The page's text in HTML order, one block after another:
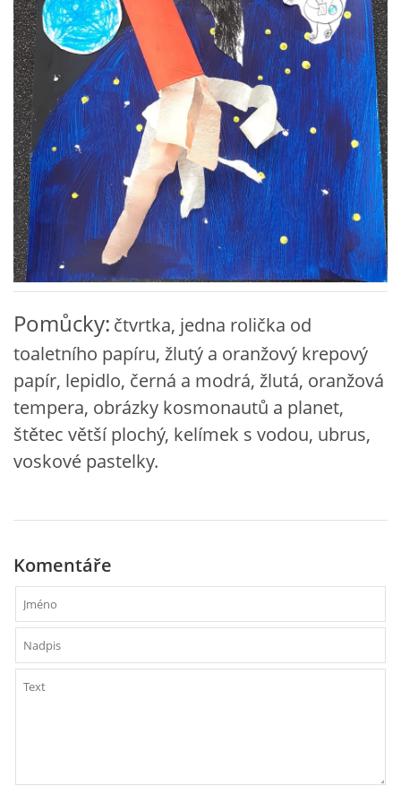
VZDĚLÁVACÍ BLOK ZÁŘÍ
VZDĚLÁVACÍ BLOK ŘÍJEN
VZDĚLÁVACÍ BLOK LISTOPAD
VZDĚLÁVACÍ BLOK PROSINEC
VZDĚLÁVACÍ BLOK LEDEN
VZDĚLÁVACÍ BLOK BŘEZEN
VZDĚLÁVACÍ BLOK DUBEN
VÝTVARNÉ TECHNIKY
VÝTVARNÉ AKTIVITY - PODZIM
Pomůcky: čtvrtka, jedna rolička od
toaletního papíru, žlutý a oranžový krepový
papír, lepidlo, černá a modrá, žlutá, oranžová
tempera, obrázky kosmonautů a planet,
štětec větší plochý, kelímek s vodou, ubrus,
voskové pastelky.
Komentáře